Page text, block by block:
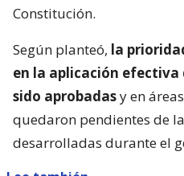
Constitución.
Según planteó, la
en la aplicación efectiva
sido aprobadasy en
quedaron pendientes de
desarrolladas durante el